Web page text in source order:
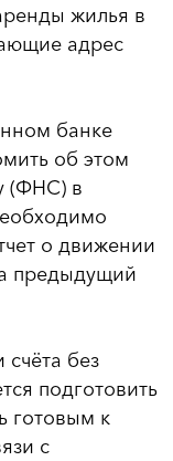
жилья в
адрес
банке
об этом
(ФНС) в
о движении
предыдущий
счёта без
подготовить
готовым к
с